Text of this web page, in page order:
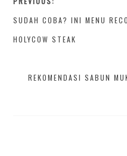
SUDAH COBA? INI MENU
HOLYCOW STEAK
REKOMENDASI SABUN